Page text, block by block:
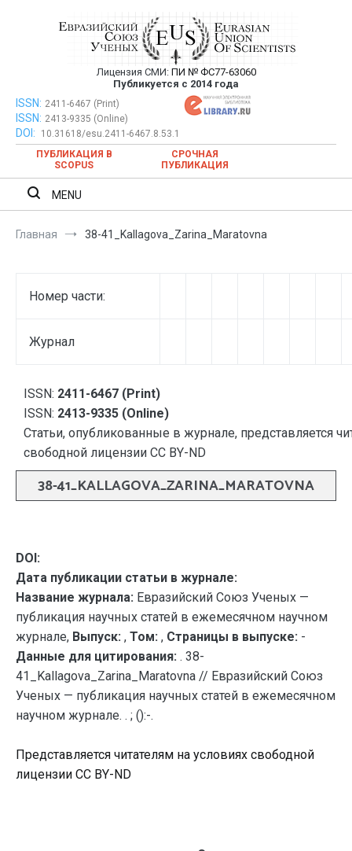
Евразийский Союз Ученых —
публикация научных статей в
ежемесячном научном журнале
Лицензия СМИ: ПИ № ФС77-63060
Публикуется с 2014 года
Евразийский Союз Ученых — публикация научных статей в
ежемесячном научном журнале
ISSN: 2411-6467 (Print)
ISSN: 2413-9335 (Online)
DOI:
10.31618/esu.2411-6467.8.53.1
ПУБЛИКАЦИЯ В
SCOPUS
СРОЧНАЯ
ПУБЛИКАЦИЯ
MENU
Главная 38-41_Kallagova_Zarina_Maratovna
Номер части:
Журнал
ISSN: 2411-6467 (Print)
ISSN: 2413-9335 (Online)
Статьи, опубликованные в журнале, представляется
свободной лицензии CC BY-ND
38-41_KALLAGOVA_ZARINA_MARATOVNA
DOI:
Дата публикации статьи в журнале:
Название журнала: Евразийский Союз Ученых —
публикация научных статей в ежемесячном научном
журнале, Выпуск: , Том: , Страницы в выпуске: -
Данные для цитирования: . 38-
41_Kallagova_Zarina_Maratovna // Евразийский Союз
Ученых — публикация научных статей в ежемесячном
научном журнале. . ; ():-.
Представляется читателям на условиях свободной
лицензии CC BY-ND